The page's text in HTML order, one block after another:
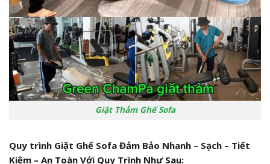
Giặt Thảm Ghế Sofa
Quy trình Giặt Ghế Sofa Đảm Bảo Nhanh – Sạch – Tiết
Kiệm – An Toàn Với Quy Trình Như Sau: